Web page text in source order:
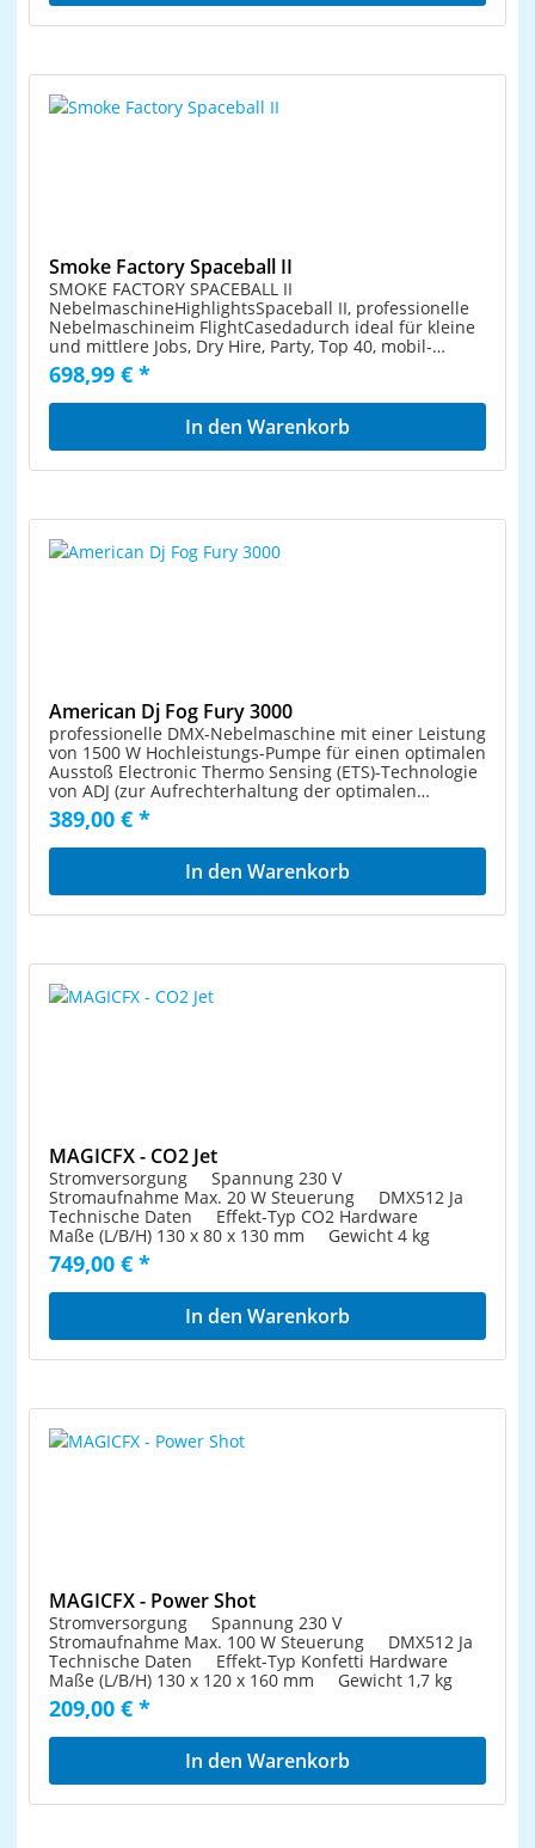
Smoke Factory Spaceball II
SMOKE FACTORY SPACEBALL II
NebelmaschineHighlightsSpaceball II, professionelle
Nebelmaschineim FlightCasedadurch ideal für kleine
und mittlere Jobs, Dry Hire, Party, Top 40, mobil-
DJFunktionsprinzip: Verdampfer-
NebelmaschineLeistung: 650
WVersorgungsspannung: 240 V/50 HzGewicht (ohne
Fluid): 9 kgFassungsvermögen des Fluidbehälter: 750
mlFluidverbrauch: 60 ml/Min. bei max. Ausstoß, 15
698,99 € *
In den Warenkorb
American Dj Fog Fury 3000
professionelle DMX-Nebelmaschine mit einer Leistung
von 1500 W Hochleistungs-Pumpe für einen optimalen
Ausstoß Electronic Thermo Sensing (ETS)-Technologie
von ADJ (zur Aufrechterhaltung der optimalen
Heizstände ohne Zwischenaufheizung zwischen den
Nebelausstößen) automatische Abschaltung zum
Schutz der Pumpe, wenn kein Nebelfluid im Tank
mehr vorhanden ist spezielles Heizelement, das zur
Verhinderung von Verstopfungen der Leitung auf Öl
Modus oder DMX-Steuerung 3 DMX-Kanäle 3-Tasten
DMX-LCD-Anzeige auf rückwärtigem Bedienfeld 3-
polige DMX XLR-In/Out-Anschlüsse Heizelement: 1500
389,00 € *
In den Warenkorb
MAGICFX - CO2 Jet
Stromversorgung Spannung 230 V
Stromaufnahme Max. 20 W Steuerung DMX512 Ja
Technische Daten Effekt-Typ CO2 Hardware
Maße (L/B/H) 130 x 80 x 130 mm Gewicht 4 kg
749,00 € *
In den Warenkorb
MAGICFX - Power Shot
Stromversorgung Spannung 230 V
Stromaufnahme Max. 100 W Steuerung DMX512 Ja
Technische Daten Effekt-Typ Konfetti Hardware
Maße (L/B/H) 130 x 120 x 160 mm Gewicht 1,7 kg
209,00 € *
In den Warenkorb